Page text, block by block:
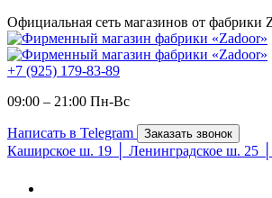
Официальная сеть магазинов от фабрики
+7 (925) 179-83-89
09:00 – 21:00 Пн-Вc
Написать в Telegram Заказать звонок
Каширское ш. 19 │ Ленинградское ш. 25 │